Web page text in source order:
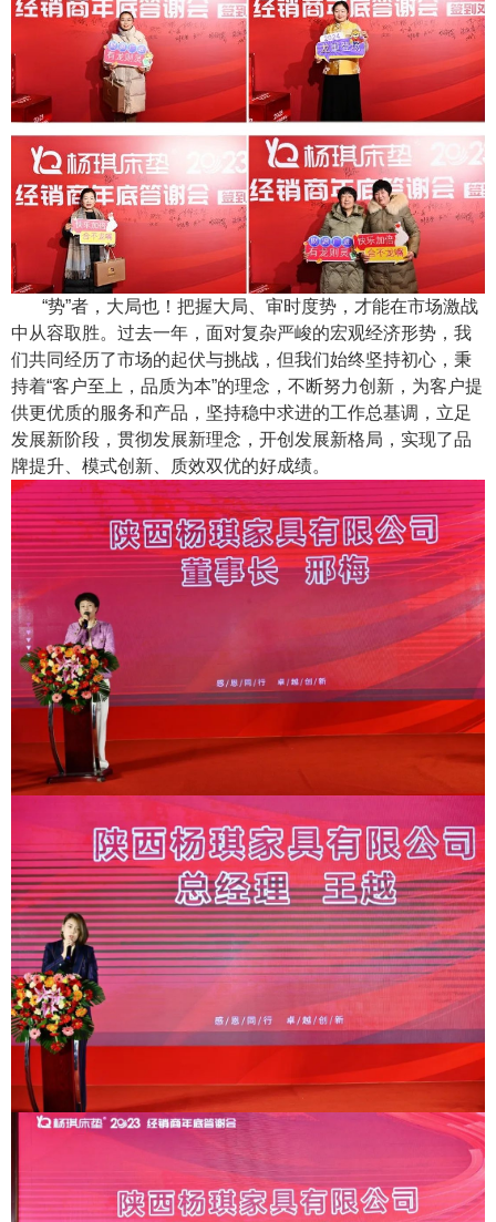
“势”者，大局也！把握大局、审时度势，才能在市场激战
中从容取胜。过去一年，面对复杂严峻的宏观经济形势，我
们共同经历了市场的起伏与挑战，但我们始终坚持初心，秉
持着“客户至上，品质为本”的理念，不断努力创新，为客户提
供更优质的服务和产品，坚持稳中求进的工作总基调，立足
发展新阶段，贯彻发展新理念，开创发展新格局，实现了品
牌提升、模式创新、质效双优的好成绩。